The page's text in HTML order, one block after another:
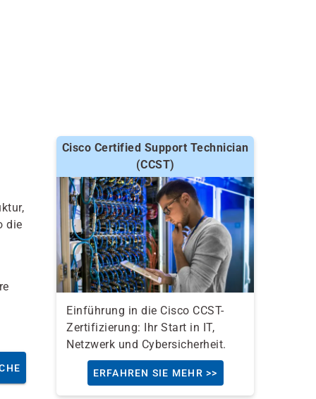
die
Cisco Certified Support Technician
(CCST)
Einführung in die Cisco CCST-
Zertifizierung: Ihr Start in IT,
Netzwerk und Cybersicherheit.
ERFAHREN SIE MEHR >>